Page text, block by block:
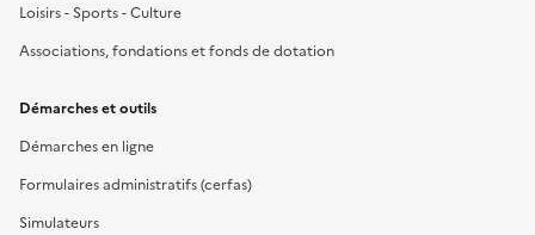
Loisirs - Sports - Culture
Associations, fondations et fonds de dotation
Démarches et outils
Démarches en ligne
Formulaires administratifs (cerfas)
Simulateurs